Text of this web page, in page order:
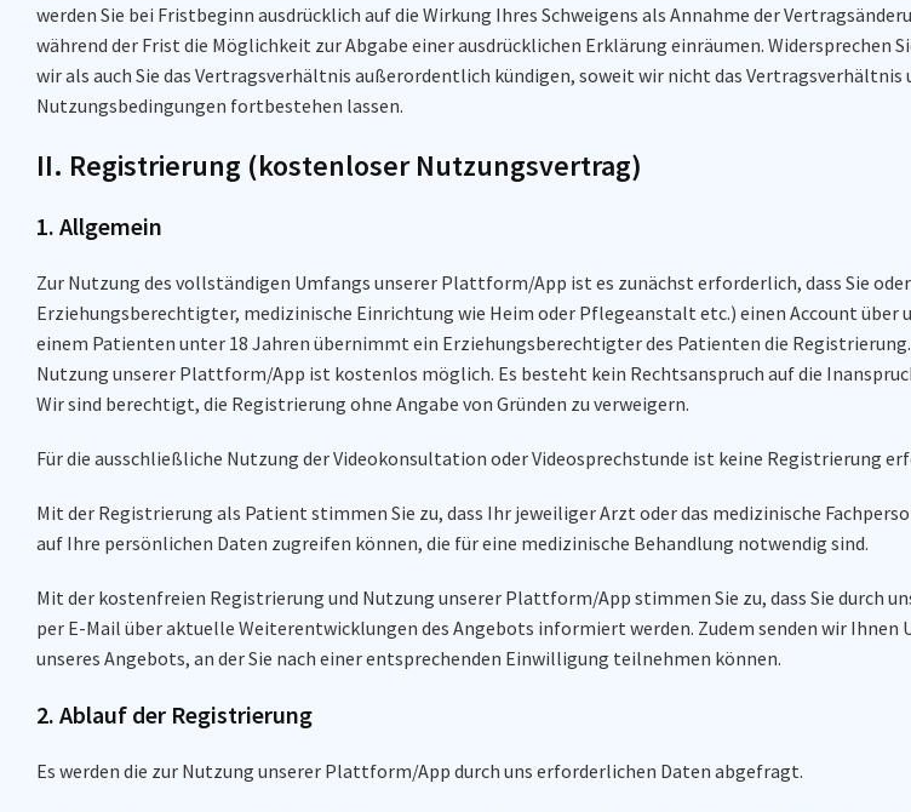
werden Sie bei Fristbeginn ausdrücklich auf die Wirkung Ihres Schweigens als Annahme der
während der Frist die Möglichkeit zur Abgabe einer ausdrücklichen Erklärung einräumen. Widersprechen
wir als auch Sie das Vertragsverhältnis außerordentlich kündigen, soweit wir nicht das
Nutzungsbedingungen fortbestehen lassen.
II. Registrierung (kostenloser Nutzungsvertrag)
1. Allgemein
Zur Nutzung des vollständigen Umfangs unserer Plattform/App ist es zunächst erforderlich, dass Sie
Erziehungsberechtigter, medizinische Einrichtung wie Heim oder Pflegeanstalt etc.) einen Account über
einem Patienten unter 18 Jahren übernimmt ein Erziehungsberechtigter des Patienten die
Nutzung unserer Plattform/App ist kostenlos möglich. Es besteht kein Rechtsanspruch auf die
Wir sind berechtigt, die Registrierung ohne Angabe von Gründen zu verweigern.
Für die ausschließliche Nutzung der Videokonsultation oder Videosprechstunde ist keine Registrierung
Mit der Registrierung als Patient stimmen Sie zu, dass Ihr jeweiliger Arzt oder das medizinische
auf Ihre persönlichen Daten zugreifen können, die für eine medizinische Behandlung notwendig sind.
Mit der kostenfreien Registrierung und Nutzung unserer Plattform/App stimmen Sie zu, dass Sie durch
per E-Mail über aktuelle Weiterentwicklungen des Angebots informiert werden. Zudem senden wir Ihnen
unseres Angebots, an der Sie nach einer entsprechenden Einwilligung teilnehmen können.
2. Ablauf der Registrierung
Es werden die zur Nutzung unserer Plattform/App durch uns erforderlichen Daten abgefragt.